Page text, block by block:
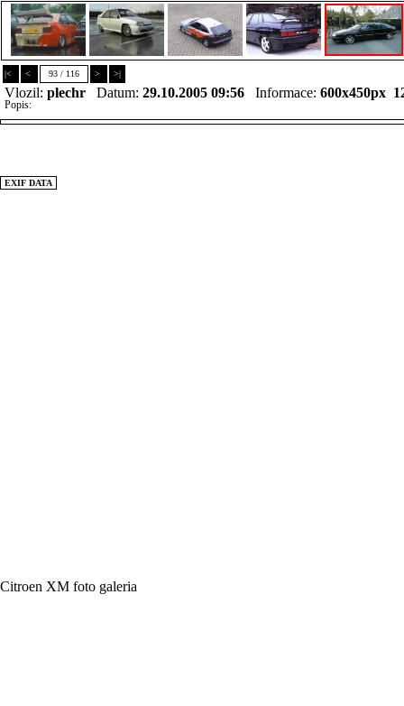
|< < 93 / 116 > >|
Vlozil: plechr Datum: 29.10.2005 09:56 Informace: 600x450px
Popis:
EXIF DATA
Citroen XM foto galeria